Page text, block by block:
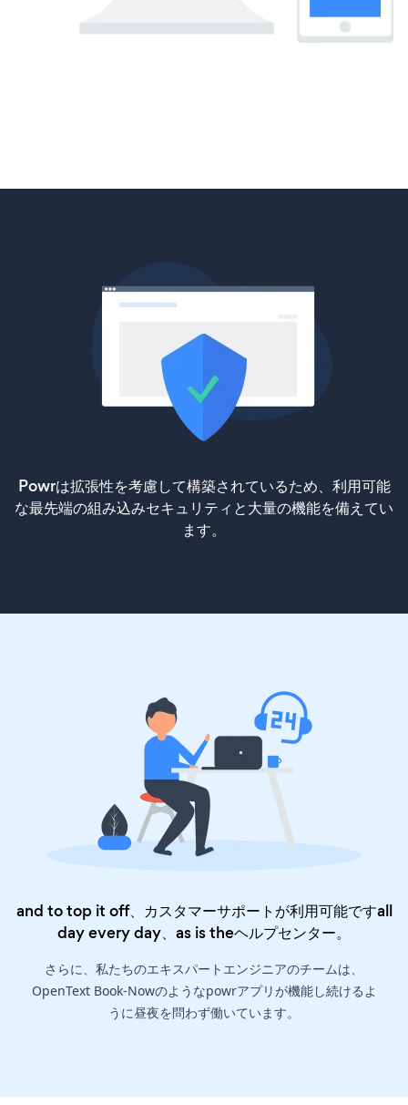
Powrは拡張性を考慮して構築されているため、利用可能
な最先端の組み込みセキュリティと大量の機能を備えてい
ます。
and to top it off、カスタマーサポートが利用可能ですall
day every day、as is theヘルプセンター。
さらに、私たちのエキスパートエンジニアのチームは、
OpenText Book-Nowのようなpowrアプリが機能し続けるよ
うに昼夜を問わず働いています。